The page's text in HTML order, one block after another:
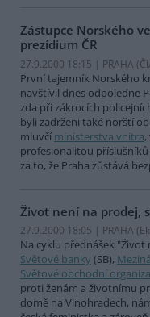
Zástupce Norského
prezídium ČR
27.9.2000 18:15 | PRAHA (
První tajemník Norského
navštívil dnes odpoledne
zda při zákrocích
byli zadrženi také norští
mluvčí ministerstva vnitra
profesionalitou
za to, že Praha zůstává
Život není na prodej,
27.9.2000 18:05 | PRAHA
Na cyklu přednášek
Světové banky (SB),
Světové obchodní
proti ženám a životnímu
domě na Vinohradech,